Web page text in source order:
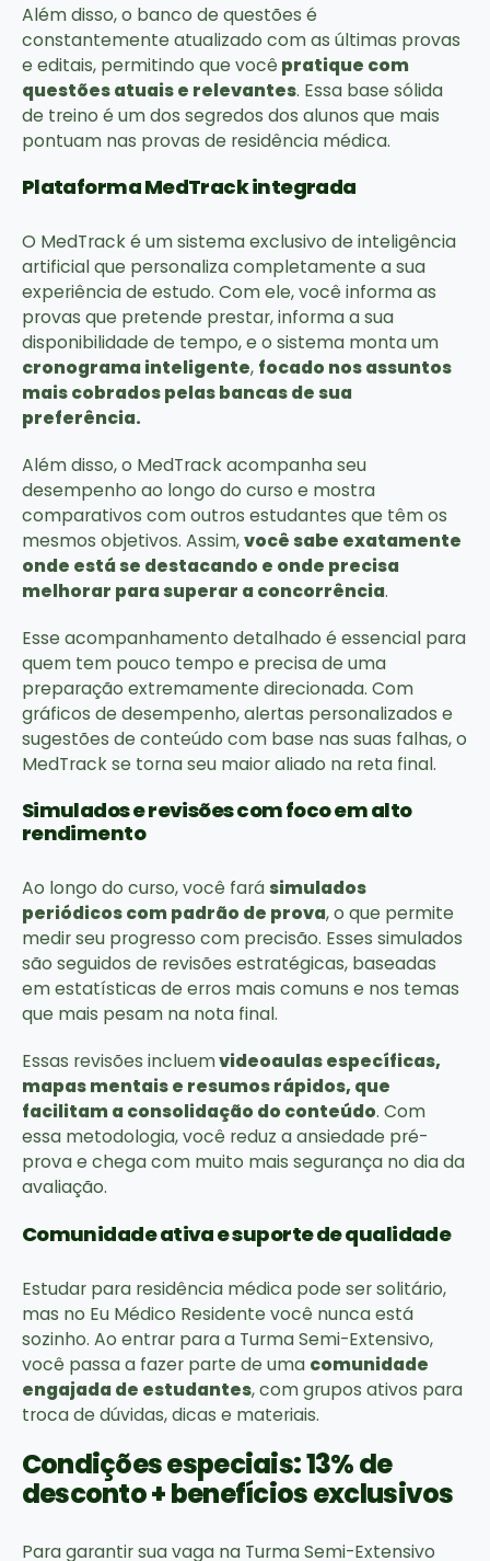
Além disso, o banco de questões é
constantemente atualizado com as últimas provas
e editais, permitindo que você pratique com
questões atuais e relevantes. Essa base sólida
de treino é um dos segredos dos alunos que mais
pontuam nas provas de residência médica.
Plataforma MedTrack integrada
O MedTrack é um sistema exclusivo de inteligência
artificial que personaliza completamente a sua
experiência de estudo. Com ele, você informa as
provas que pretende prestar, informa a sua
disponibilidade de tempo, e o sistema monta um
cronograma inteligente, focado nos assuntos
mais cobrados pelas bancas de sua
preferência.
Além disso, o MedTrack acompanha seu
desempenho ao longo do curso e mostra
comparativos com outros estudantes que têm os
mesmos objetivos. Assim,você sabe exatamente
onde está se destacando e onde precisa
melhorar para superar a concorrência.
Esse acompanhamento detalhado é essencial para
quem tem pouco tempo e precisa de uma
preparação extremamente direcionada. Com
gráficos de desempenho, alertas personalizados e
sugestões de conteúdo com base nas suas falhas, o
MedTrack se torna seu maior aliado na reta final.
Simulados e revisões com foco em alto
rendimento
Ao longo do curso, você farásimulados
periódicos com padrão de prova, o que permite
medir seu progresso com precisão. Esses simulados
são seguidos de revisões estratégicas, baseadas
em estatísticas de erros mais comuns e nos temas
que mais pesam na nota final.
Essas revisões incluemvideoaulas específicas,
mapas mentais e resumos rápidos, que
facilitam a consolidação do conteúdo. Com
essa metodologia, você reduz a ansiedade pré-
prova e chega com muito mais segurança no dia da
avaliação.
Comunidade ativa e suporte de qualidade
Estudar para residência médica pode ser solitário,
mas no Eu Médico Residente você nunca está
sozinho. Ao entrar para a Turma Semi-Extensivo,
você passa a fazer parte de uma comunidade
engajada de estudantes, com grupos ativos para
troca de dúvidas, dicas e materiais.
Condições especiais: 13% de
desconto + benefícios exclusivos
Para garantir sua vaga na Turma Semi-Extensivo